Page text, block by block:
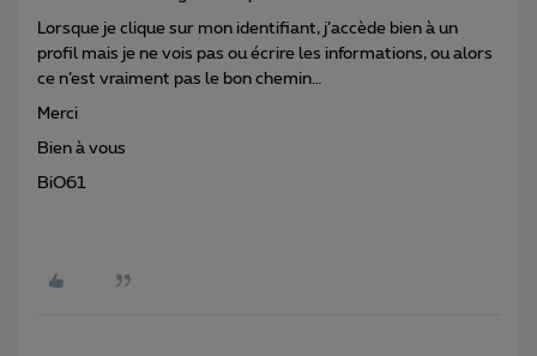
Lorsque je clique sur mon identifiant, j’accède bien à un
profil mais je ne vois pas ou écrire les informations, ou alors
ce n’est vraiment pas le bon chemin…
Merci
Bien à vous
BiO61